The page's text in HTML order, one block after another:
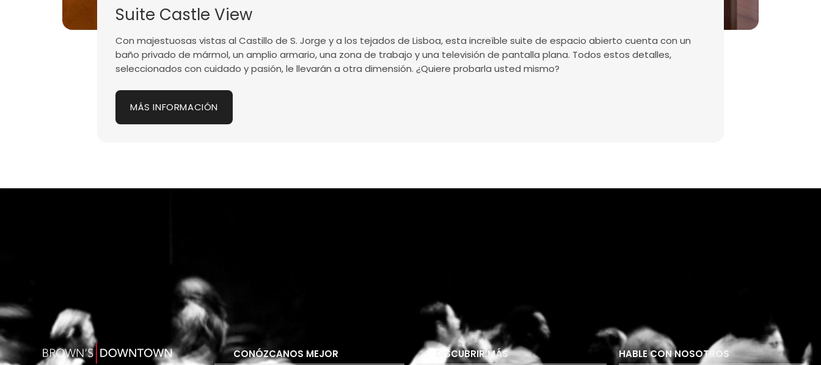
Suite Castle View
Con majestuosas vistas al Castillo de S. Jorge y a los tejados de Lisboa, esta increíble suite de espacio abierto cuenta con un
baño privado de mármol, un amplio armario, una zona de trabajo y una televisión de pantalla plana. Todos estos detalles,
seleccionados con cuidado y pasión, le llevarán a otra dimensión. ¿Quiere probarla usted mismo?
MÁS INFORMACIÓN
CONÓZCANOS MEJOR DISCUBRIR MÁS HABLE CON NOSOTROS